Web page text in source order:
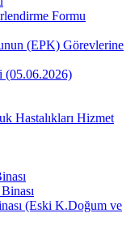
Formu
(EPK) Görevlerine
(05.06.2026)
Hastalıkları Hizmet
(Eski K.Doğum ve